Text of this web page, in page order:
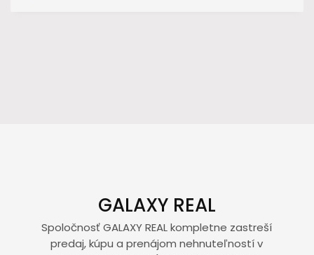
GALAXY REAL
Spoločnosť GALAXY REAL kompletne zastreší
predaj, kúpu a prenájom nehnuteľností v